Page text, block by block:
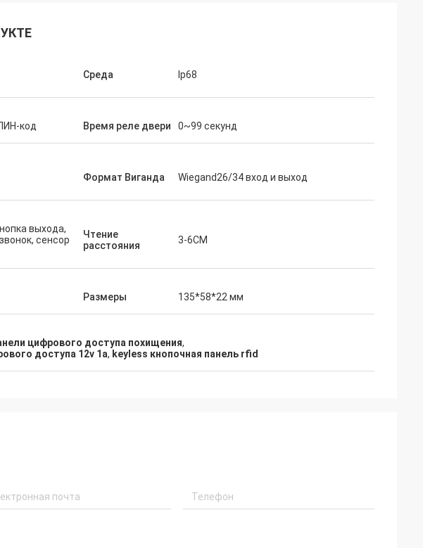
Среда Ip68
код Время реле двери 0~99 секунд
Формат Виганда Wiegand26/34 вход и выход
выхода,
сенсор
Чтение
расстояния
3-6CM
Размеры 135*58*22 мм
цифрового доступа похищения,
доступа 12v 1a, keyless кнопочная панель rfid